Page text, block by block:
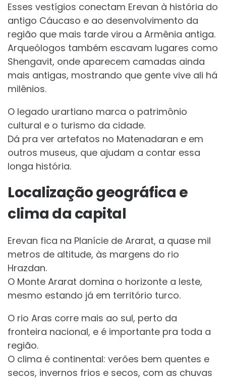
Esses vestígios conectam Erevan à história do
antigo Cáucaso e ao desenvolvimento da
região que mais tarde virou a Armênia antiga.
Arqueólogos também escavam lugares como
Shengavit, onde aparecem camadas ainda
mais antigas, mostrando que gente vive ali há
milênios.
O legado urartiano marca o patrimônio
cultural e o turismo da cidade.
Dá pra ver artefatos no Matenadaran e em
outros museus, que ajudam a contar essa
longa história.
Localização geográfica e
clima da capital
Erevan fica na Planície de Ararat, a quase mil
metros de altitude, às margens do rio
Hrazdan.
O Monte Ararat domina o horizonte a leste,
mesmo estando já em território turco.
O rio Aras corre mais ao sul, perto da
fronteira nacional, e é importante pra toda a
região.
O clima é continental: verões bem quentes e
secos, invernos frios e secos, com as chuvas